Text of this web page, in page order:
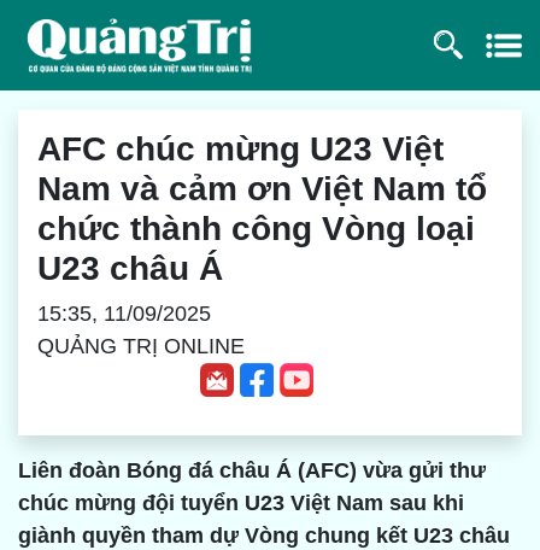
AFC chúc mừng U23 Việt
Nam và cảm ơn Việt Nam tổ
chức thành công Vòng loại
U23 châu Á
15:35, 11/09/2025
QUẢNG TRỊ ONLINE
Liên đoàn Bóng đá châu Á (AFC) vừa gửi thư
chúc mừng đội tuyển U23 Việt Nam sau khi
giành quyền tham dự Vòng chung kết U23 châu